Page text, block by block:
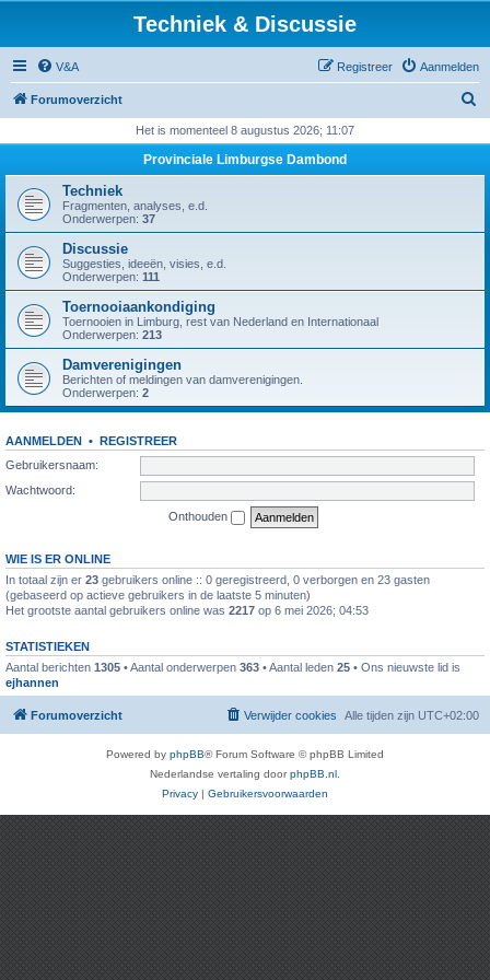
Techniek & Discussie
V&A Aanmelden
Registreer
Forumoverzicht
k
Het is momenteel 8 augustus 2026; 11:07
Provinciale Limburgse Dambond
Techniek
Fragmenten, analyses, e.d.
Onderwerpen: 37
Discussie
Suggesties, ideeën, visies, e.d.
Onderwerpen: 111
Toernooiaankondiging
Toernooien in Limburg, rest van Nederland en Internationaal
Onderwerpen: 213
Damverenigingen
Berichten of meldingen van damverenigingen.
Onderwerpen: 2
AANMELDEN • REGISTREER
Gebruikersnaam:
Wachtwoord:
Onthouden
WIE IS ER ONLINE
In totaal zijn er 23 gebruikers online :: 0 geregistreerd, 0 verborgen en 23 gasten
(gebaseerd op actieve gebruikers in de laatste 5 minuten)
Het grootste aantal gebruikers online was 2217 op 6 mei 2026; 04:53
STATISTIEKEN
Aantal berichten 1305 • Aantal onderwerpen 363 • Aantal leden 25 • Ons nieuwste lid is
ejhannen
Forumoverzicht Alle tijden zijn UTC+02:00
Verwijder cookies
Powered by phpBB® Forum Software © phpBB Limited
Nederlandse vertaling doorphpBB.nl
Privacy | Gebruikersvoorwaarden